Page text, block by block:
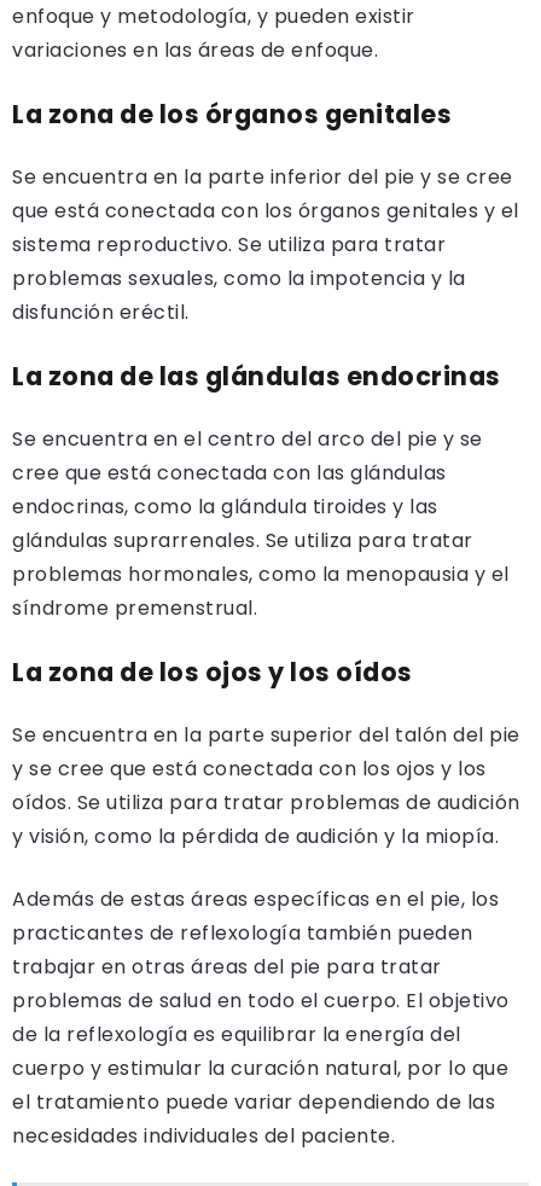
enfoque y metodología, y pueden existir
variaciones en las áreas de enfoque.
La zona de los órganos genitales
Se encuentra en la parte inferior del pie y se cree
que está conectada con los órganos genitales y el
sistema reproductivo. Se utiliza para tratar
problemas sexuales, como la impotencia y la
disfunción eréctil.
La zona de las glándulas endocrinas
Se encuentra en el centro del arco del pie y se
cree que está conectada con las glándulas
endocrinas, como la glándula tiroides y las
glándulas suprarrenales. Se utiliza para tratar
problemas hormonales, como la menopausia y el
síndrome premenstrual.
La zona de los ojos y los oídos
Se encuentra en la parte superior del talón del pie
y se cree que está conectada con los ojos y los
oídos. Se utiliza para tratar problemas de audición
y visión, como la pérdida de audición y la miopía.
Además de estas áreas específicas en el pie, los
practicantes de reflexología también pueden
trabajar en otras áreas del pie para tratar
problemas de salud en todo el cuerpo. El objetivo
de la reflexología es equilibrar la energía del
cuerpo y estimular la curación natural, por lo que
el tratamiento puede variar dependiendo de las
necesidades individuales del paciente.